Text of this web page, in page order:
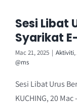
Sesi Libat
Syarikat
Mac 21, 2025 | Aktiviti,
@ms
Sesi Libat Urus
KUCHING, 20